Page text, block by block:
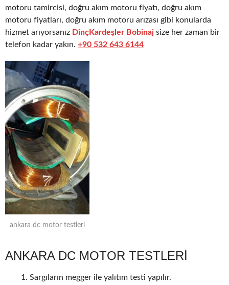
motoru tamircisi, doğru akım motoru fiyatı, doğru akım
motoru fiyatları, doğru akım motoru arızası gibi konularda
hizmet arıyorsanız DinçKardeşler Bobinaj size her zaman bir
telefon kadar yakın. +90 532 643 6144
ankara dc motor testleri
ANKARA DC MOTOR TESTLERİ
Sargıların megger ile yalıtım testi yapılır.